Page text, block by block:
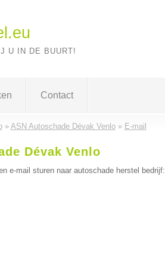
U IN DE BUURT!
Contact
» ASN Autoschade Dévak Venlo» E-mail
Dévak Venlo
e-mail sturen naar autoschade herstel bedrijf: